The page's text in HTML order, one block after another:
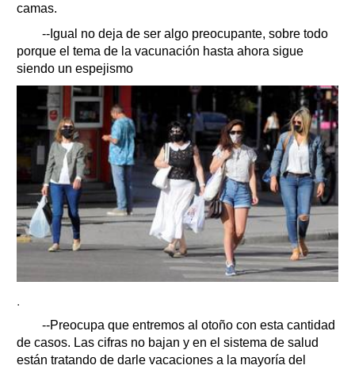
camas.
--Igual no deja de ser algo preocupante, sobre todo
porque el tema de la vacunación hasta ahora sigue
siendo un espejismo
.
--Preocupa que entremos al otoño con esta cantidad
de casos. Las cifras no bajan y en el sistema de salud
están tratando de darle vacaciones a la mayoría del